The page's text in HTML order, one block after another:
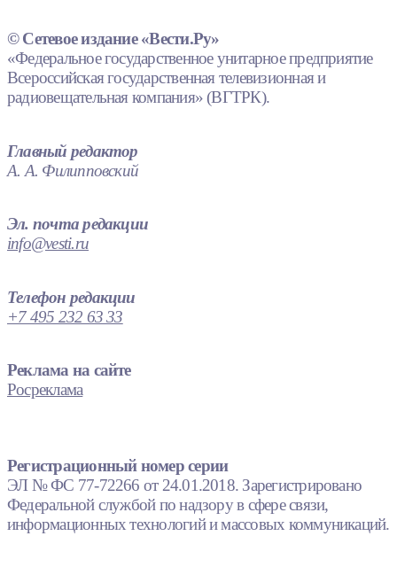
© Сетевое издание «Вести.Ру»
«Федеральное государственное унитарное предприятие
Всероссийская государственная телевизионная и
радиовещательная компания» (ВГТРК).
Главный редактор
А. А. Филипповский
Эл. почта редакции
info@vesti.ru
Телефон редакции
+7 495 232 63 33
Реклама на сайте
Росреклама
Регистрационный номер серии
ЭЛ № ФС 77-72266 от 24.01.2018. Зарегистрировано
Федеральной службой по надзору в сфере связи,
информационных технологий и массовых коммуникаций.